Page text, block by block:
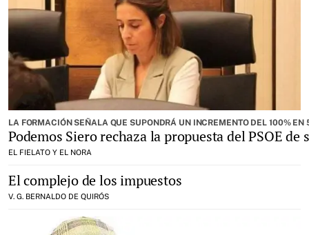
LA FORMACIÓN SEÑALA QUE SUPONDRÁ UN INCREMENTO DEL 100%
Podemos Siero rechaza la propuesta del PSOE
EL FIELATO Y EL NORA
El complejo de los impuestos
V. G. BERNALDO DE QUIRÓS